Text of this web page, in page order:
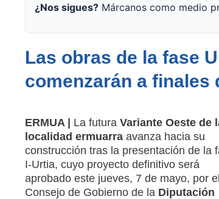
¿Nos sigues?Márcanos como medio
Las obras de la fase
comenzarán a finales
ERMUA | La futura Variante Oeste de
localidad ermuarra avanza hacia su
construcción tras la presentación de la
I-Urtia, cuyo proyecto definitivo será
aprobado este jueves, 7 de mayo, por el
Consejo de Gobierno de la Diputación